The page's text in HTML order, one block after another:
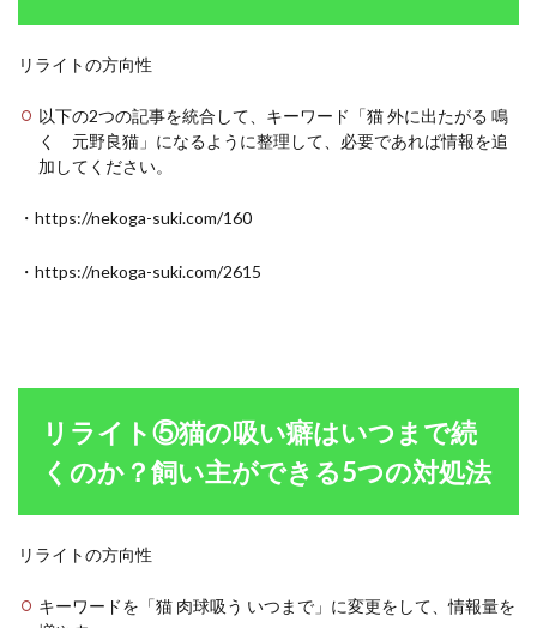
リライトの方向性
以下の2つの記事を統合して、キーワード「猫 外に出たがる 鳴
く 元野良猫」になるように整理して、必要であれば情報を追
加してください。
・https://nekoga-suki.com/160
・https://nekoga-suki.com/2615
リライト⑤猫の吸い癖はいつまで続
くのか？飼い主ができる5つの対処法
リライトの方向性
キーワードを「猫 肉球吸う いつまで」に変更をして、情報量を